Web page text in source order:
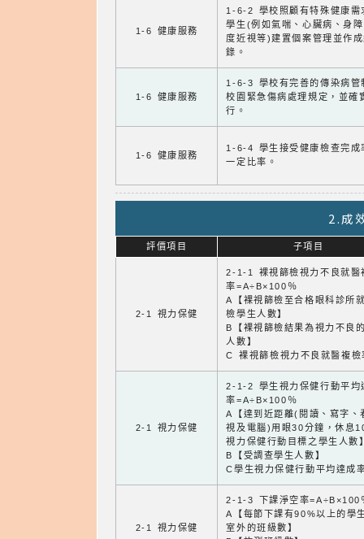
1-6 健康服務
1-6-2 學校照顧有特殊健康需
學生(例如氣喘、心臟病、身
度近視等)建置個案管理並作
錄。
1-6 健康服務
1-6-3 學校有完善的傳染病管
校園緊急傷病處理規定，並確
行。
1-6 健康服務
1-6-4 學生接受健康檢查完成
一定比率。
2.成
評價項目 子項目
2-1 視力保健
2-1-1 裸視篩檢視力不良就醫
率=A÷B×100％
A【裸視篩檢至合格眼科診所
檢學生人數】
B【裸視篩檢結果為視力不良
人數】
C 裸視篩檢視力不良就醫複檢
2-1 視力保健
2-1-2 學生視力保健行動平均
率=A÷B×100％
A【達到近距離(閱讀、寫字、
視及電腦)用眼30分鐘，休息
視力保健行動目標之學生人數
B【受調查學生人數】
C學生視力保健行動平均達成
2-1 視力保健
2-1-3 下課淨空率=A÷B×100
A【每節下課有90%以上的學
室外的班級數】